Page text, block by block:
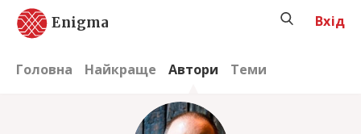
Enigma
Головна Найкраще Автори Теми
Вхід